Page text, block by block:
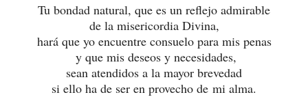
Tu bondad natural, que es un reflejo admirable
de la misericordia Divina,
hará que yo encuentre consuelo para mis penas
y que mis deseos y necesidades,
sean atendidos a la mayor brevedad
si ello ha de ser en provecho de mi alma.